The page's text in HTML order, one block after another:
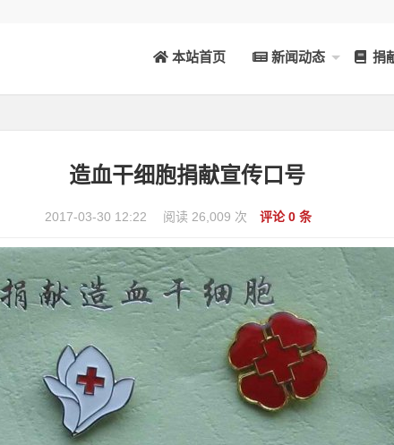
本站首页 新闻动态 捐
造血干细胞捐献宣传口号
2017-03-30 12:22 阅读 26,009 次 评论 0 条